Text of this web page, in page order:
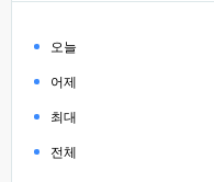
오늘
어제
최대
전체